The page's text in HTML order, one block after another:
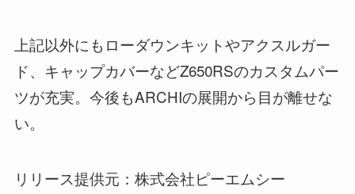
上記以外にもローダウンキットやアクスルガー
ド、キャップカバーなどZ650RSのカスタムパー
ツが充実。今後もARCHIの展開から目が離せな
い。
リリース提供元：株式会社ピーエムシー